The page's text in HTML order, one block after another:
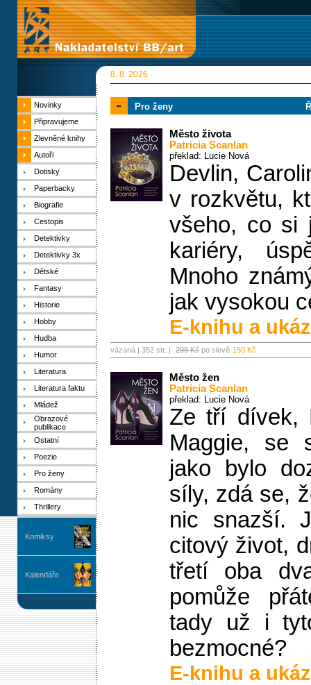
8. 8. 2026
Novinky
Připravujeme
Zlevněné knihy
Autoři
Dotisky
Paperbacky
Biografie
Cestopis
Detektivky
Detektivky 3x
Dětské
Fantasy
Historie
Hobby
Hudba
Humor
Literatura
Literatura faktu
Mládež
Obrazové
publikace
Ostatní
Poezie
Pro ženy
Romány
Thrillery
Komiksy
Kalendáře
Pro ženy
Město života
Patricia Scanlan
překlad: Lucie Nová
Devlin,
v rozkvětu,
všeho, co si
kariéry,
Mnoho
jak vysokou
E-knihu a
vázaná | 352 str. | 299 Kč po slevě 150 Kč
Město žen
Patricia Scanlan
překlad: Lucie Nová
Ze tří dívek,
Maggie, se
jako bylo
síly, zdá se,
nic snazší.
citový život,
třetí oba
pomůže
tady už i
bezmocné?
E-knihu a